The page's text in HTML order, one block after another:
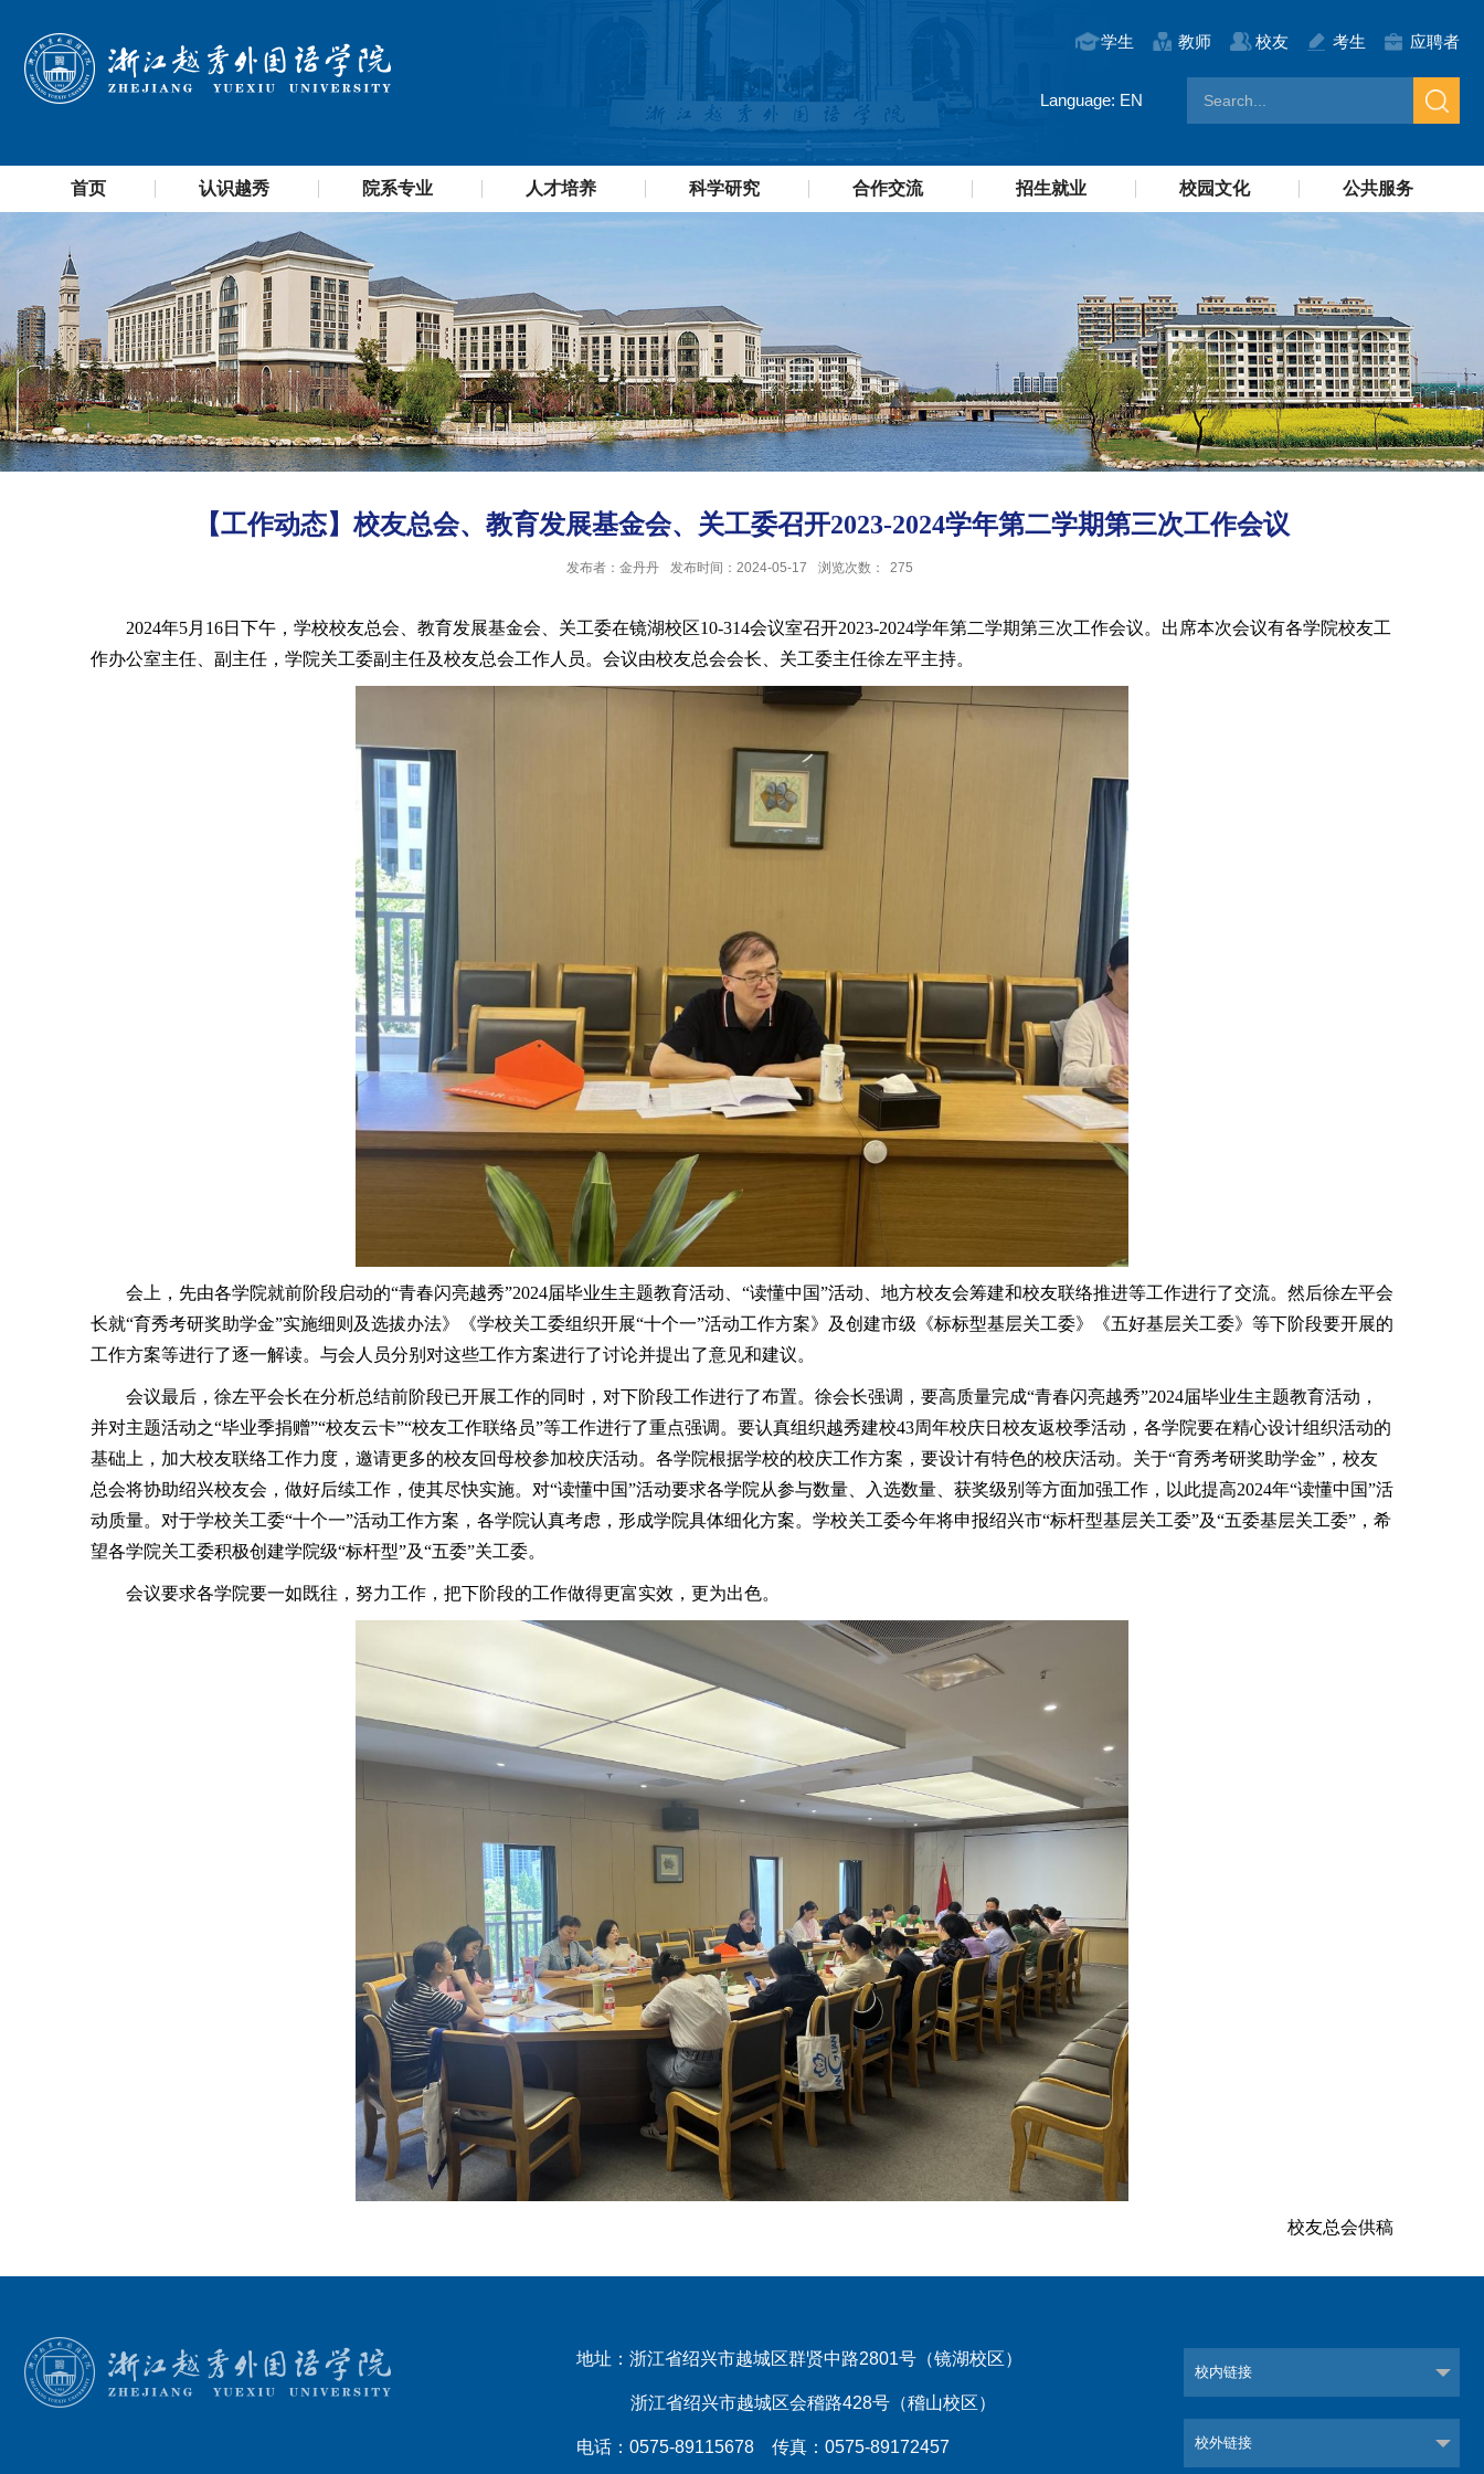
学生 教师 校友 考生 应聘者
Language: EN
首页 认识越秀 院系专业 人才培养 科学研究 合作交流 招生就业 校园文化 公共服务
【工作动态】校友总会、教育发展基金会、关工委召开2023-2024学年第二学期第三次工作会议
发布者：金丹丹 发布时间：2024-05-17 浏览次数： 275
2024年5月16日下午，学校校友总会、教育发展基金会、关工委在镜湖校区10-314会议室召开2023-2024学年第二学期第三次工作会议。出席本次会议有各学院校友工
作办公室主任、副主任，学院关工委副主任及校友总会工作人员。会议由校友总会会长、关工委主任徐左平主持。
会上，先由各学院就前阶段启动的“青春闪亮越秀”2024届毕业生主题教育活动、“读懂中国”活动、地方校友会筹建和校友联络推进等工作进行了交流。然后徐左平会
长就“育秀考研奖助学金”实施细则及选拔办法》《学校关工委组织开展“十个一”活动工作方案》及创建市级《标标型基层关工委》《五好基层关工委》等下阶段要开展的
工作方案等进行了逐一解读。与会人员分别对这些工作方案进行了讨论并提出了意见和建议。
会议最后，徐左平会长在分析总结前阶段已开展工作的同时，对下阶段工作进行了布置。徐会长强调，要高质量完成“青春闪亮越秀”2024届毕业生主题教育活动，
并对主题活动之“毕业季捐赠”“校友云卡”“校友工作联络员”等工作进行了重点强调。要认真组织越秀建校43周年校庆日校友返校季活动，各学院要在精心设计组织活动的
基础上，加大校友联络工作力度，邀请更多的校友回母校参加校庆活动。各学院根据学校的校庆工作方案，要设计有特色的校庆活动。关于“育秀考研奖助学金”，校友
总会将协助绍兴校友会，做好后续工作，使其尽快实施。对“读懂中国”活动要求各学院从参与数量、入选数量、获奖级别等方面加强工作，以此提高2024年“读懂中国”活
动质量。对于学校关工委“十个一”活动工作方案，各学院认真考虑，形成学院具体细化方案。学校关工委今年将申报绍兴市“标杆型基层关工委”及“五委基层关工委”，希
望各学院关工委积极创建学院级“标杆型”及“五委”关工委。
会议要求各学院要一如既往，努力工作，把下阶段的工作做得更富实效，更为出色。
校友总会供稿
校内链接
校外链接
地址：浙江省绍兴市越城区群贤中路2801号（镜湖校区）
浙江省绍兴市越城区会稽路428号（稽山校区）
电话：0575-89115678 传真：0575-89172457